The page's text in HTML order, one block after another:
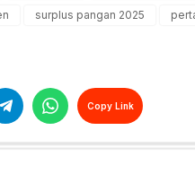
surplus pangan 2025
Copy Link